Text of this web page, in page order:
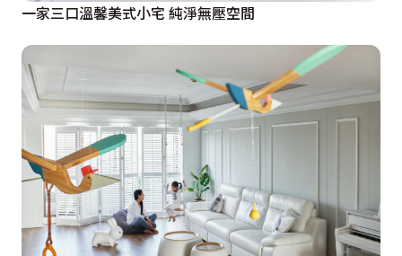
一家三口溫馨美式小宅 純淨無壓空間